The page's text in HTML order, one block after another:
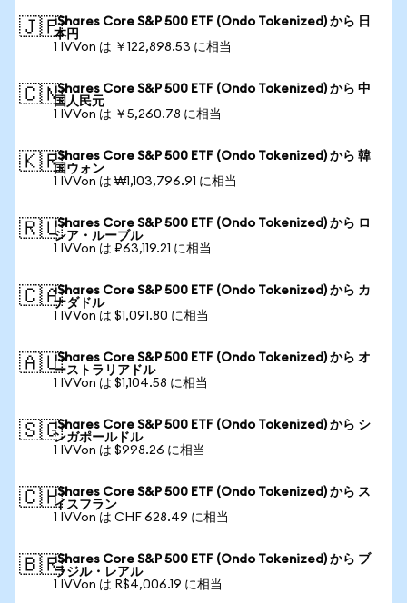
🇯🇵iShares Core S&P 500 ETF (Ondo Tokenized) から 日
本円
1 IVVon は ￥122,898.53 に相当
🇨🇳iShares Core S&P 500 ETF (Ondo Tokenized) から 中
国人民元
1 IVVon は ￥5,260.78 に相当
🇰🇷iShares Core S&P 500 ETF (Ondo Tokenized) から 韓
国ウォン
1 IVVon は ₩1,103,796.91 に相当
🇷🇺iShares Core S&P 500 ETF (Ondo Tokenized) から ロ
シア・ルーブル
1 IVVon は ₽63,119.21 に相当
🇨🇦iShares Core S&P 500 ETF (Ondo Tokenized) から カ
ナダドル
1 IVVon は $1,091.80 に相当
🇦🇺iShares Core S&P 500 ETF (Ondo Tokenized) から オ
ーストラリアドル
1 IVVon は $1,104.58 に相当
🇸🇬iShares Core S&P 500 ETF (Ondo Tokenized) から シ
ンガポールドル
1 IVVon は $998.26 に相当
🇨🇭iShares Core S&P 500 ETF (Ondo Tokenized) から ス
イスフラン
1 IVVon は CHF 628.49 に相当
🇧🇷iShares Core S&P 500 ETF (Ondo Tokenized) から ブ
ラジル・レアル
1 IVVon は R$4,006.19 に相当